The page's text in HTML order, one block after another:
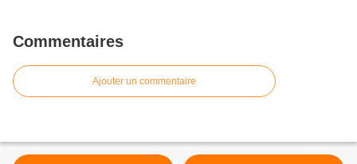
Commentaires
Ajouter un commentaire